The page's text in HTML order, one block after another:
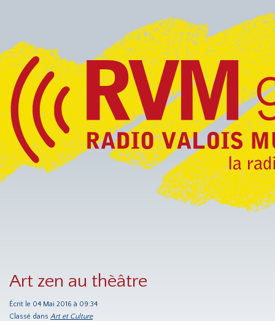
Art zen au thèâtre
Écrit le 04 Mai 2016 à 09:34
Classé dans Art et Culture